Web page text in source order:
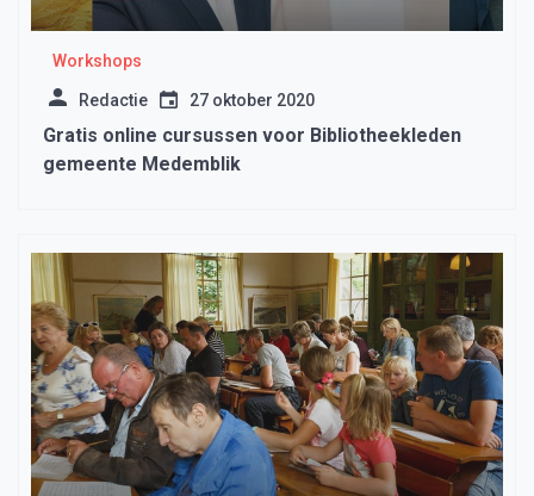
Workshops
Redactie 27 oktober 2020
Gratis online cursussen voor Bibliotheekleden
gemeente Medemblik